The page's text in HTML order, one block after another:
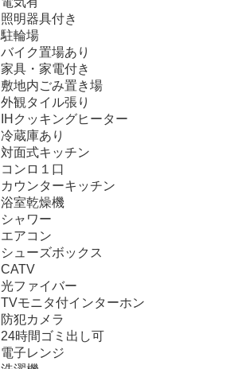
照明器具付き
駐輪場
バイク置場あり
家具・家電付き
敷地内ごみ置き場
外観タイル張り
IHクッキングヒーター
冷蔵庫あり
対面式キッチン
コンロ１口
カウンターキッチン
浴室乾燥機
シャワー
エアコン
シューズボックス
CATV
光ファイバー
TVモニタ付インターホン
防犯カメラ
24時間ゴミ出し可
電子レンジ